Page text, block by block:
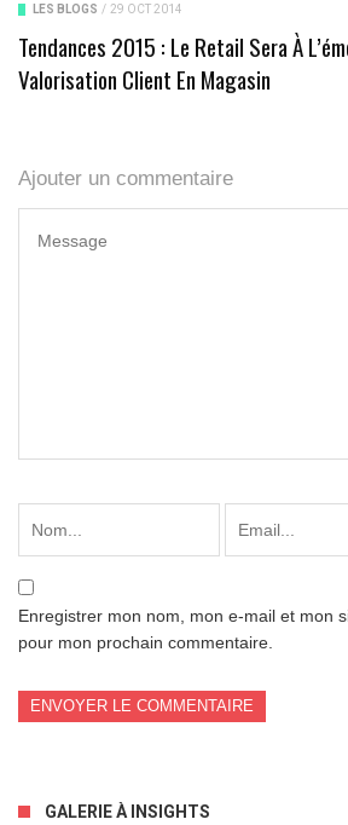
LES BLOGS / 29 OCT 2014
Tendances 2015 : Le Retail Sera À
Valorisation Client En Magasin
Ajouter un commentaire
Enregistrer mon nom, mon e-mail et mon
pour mon prochain commentaire.
GALERIE À INSIGHTS